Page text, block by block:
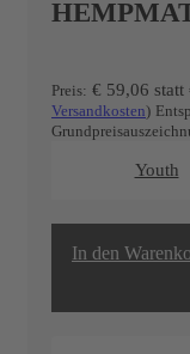
Preis: € 59,06 statt
Versandkosten)
Youth
In den